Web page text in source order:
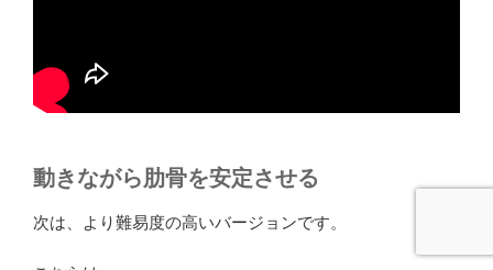
動きながら肋骨を安定させる
次は、より難易度の高いバージョンです。